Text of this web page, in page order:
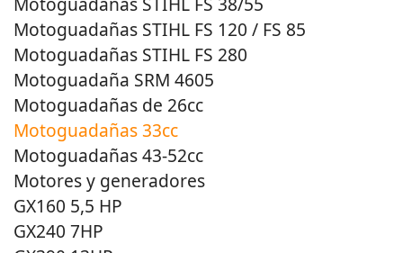
Motoguadañas STIHL FS 120 / FS 85
Motoguadañas STIHL FS 280
Motoguadaña SRM 4605
Motoguadañas de 26cc
Motoguadañas 33cc
Motoguadañas 43-52cc
Motores y generadores
GX160 5,5 HP
GX240 7HP